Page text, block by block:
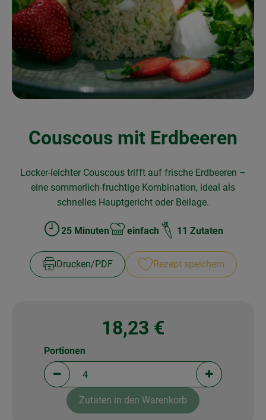
Obst & Gemüse
Frisches
Naturkost
Getränke
Über uns
Geschäftskunden
Couscous mit Erdbeeren
Locker-leichter Couscous trifft auf frische Erdbeeren –
eine sommerlich-fruchtige Kombination, ideal als
schnelles Hauptgericht oder Beilage.
Zubreitungszeit:
25 Minuten
Schwierigkeit:
einfach 11 Zutaten
Drucken​/​PDF Rezept speichern
18,23 €
Portionen verringern (aktuell 4 Portionen
Portionen
Portionen
Zutaten in den Warenkorb